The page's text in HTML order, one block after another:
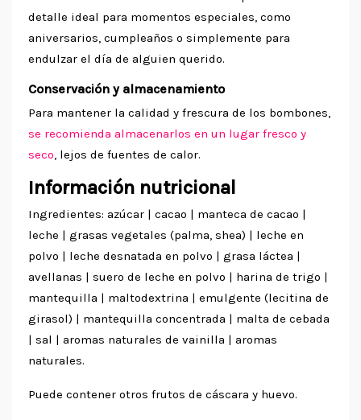
detalle ideal para momentos especiales, como
aniversarios, cumpleaños o simplemente para
endulzar el día de alguien querido.
Conservación y almacenamiento
Para mantener la calidad y frescura de los bombones,
se recomienda almacenarlos en un lugar fresco y
seco, lejos de fuentes de calor.
Información nutricional
Ingredientes: azúcar | cacao | manteca de cacao |
leche | grasas vegetales (palma, shea) | leche en
polvo | leche desnatada en polvo | grasa láctea |
avellanas | suero de leche en polvo | harina de trigo |
mantequilla | maltodextrina | emulgente (lecitina de
girasol) | mantequilla concentrada | malta de cebada
| sal | aromas naturales de vainilla | aromas
naturales.
Puede contener otros frutos de cáscara y huevo.